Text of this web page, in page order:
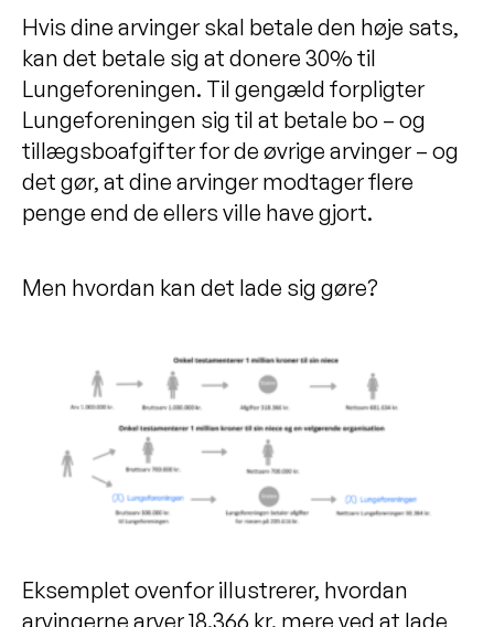
Hvis dine arvinger skal betale den høje sats,
kan det betale sig at donere 30% til
Lungeforeningen. Til gengæld forpligter
Lungeforeningen sig til at betale bo – og
tillægsboafgifter for de øvrige arvinger – og
det gør, at dine arvinger modtager flere
penge end de ellers ville have gjort.
Men hvordan kan det lade sig gøre?
Eksemplet ovenfor illustrerer, hvordan
arvingerne arver 18.366 kr. mere ved at lade